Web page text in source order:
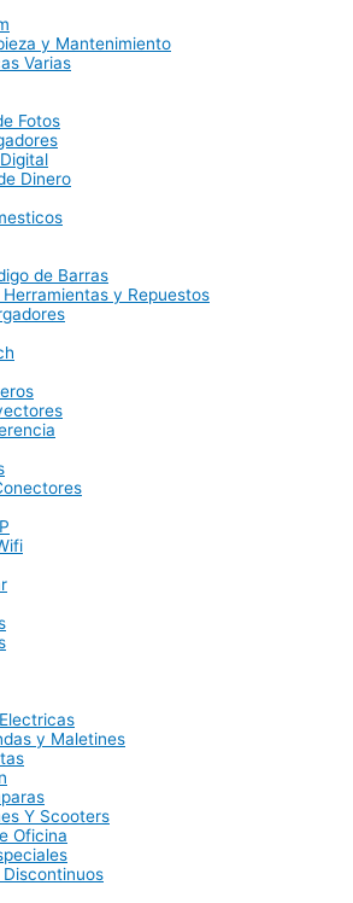
y Mantenimiento
Varias
Fotos
Dinero
de Barras
Herramientas y Repuestos
y Maletines
Y Scooters
Oficina